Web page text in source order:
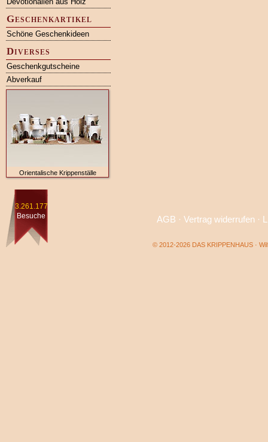
Geschenkartikel
Schöne Geschenkideen
Diverses
Geschenkgutscheine
Abverkauf
Orientalische Krippenställe
3.261.177
Besuche
AGB · Vertrag widerrufen·
© 2012-2026 DAS KRIPPENHAUS ·